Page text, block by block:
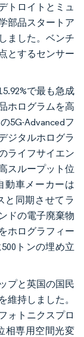
トロイトとミュ
部品スタートア
ました。ベンチ
とするセンサー
で最も急成
ホログラムを高
5G-Advancedフ
ジタルホログラ
ライフサイエン
スループット位
動車メーカーは
と同期させてラ
ドの電子廃棄物
ホログラフィー
トンの埋め立
プと英国の国民
維持しました。
ォトニクスプロ
相専用空間光変